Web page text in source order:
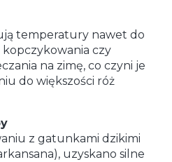
temperatury nawet do
kopczykowania czy
na zimę, co czyni je
do większości róż
z gatunkami dzikimi
uzyskano silne